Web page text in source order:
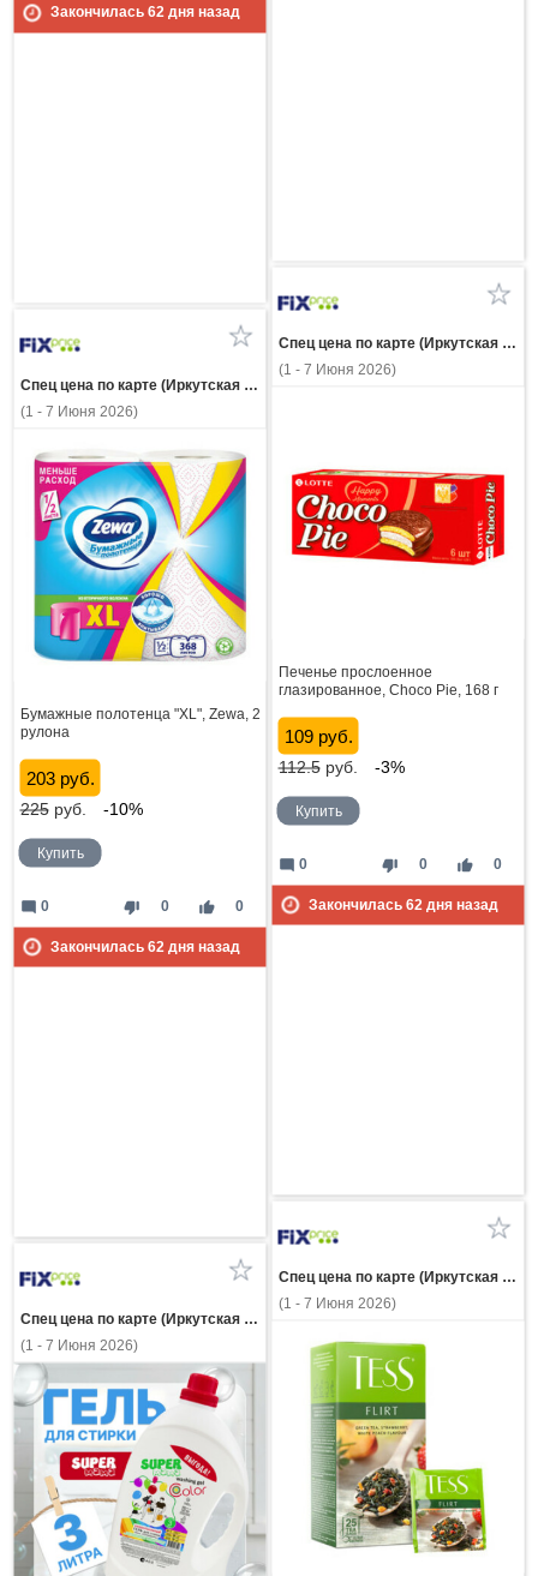
Закончилась 62дня назад
Спец цена по карте (Иркутская область)
(1 - 7 Июня 2026)
Печенье прослоенное
глазированное, Choco Pie, 168 г
109 руб.
112.5руб. -3%
Купить
thumb_down 0 thumb_up 0
mode_comment 0
Закончилась 62 дня назад
Спец цена по карте (Иркутская область)
(1 - 7 Июня 2026)
Бумажные полотенца "XL", Zewa, 2
рулона
203 руб.
225руб. -10%
Купить
thumb_down 0 thumb_up 0
mode_comment 0
Закончилась 62 дня назад
Спец цена по карте (Иркутская область)
(1 - 7 Июня 2026)
Спец цена по карте (Иркутская область)
(1 - 7 Июня 2026)